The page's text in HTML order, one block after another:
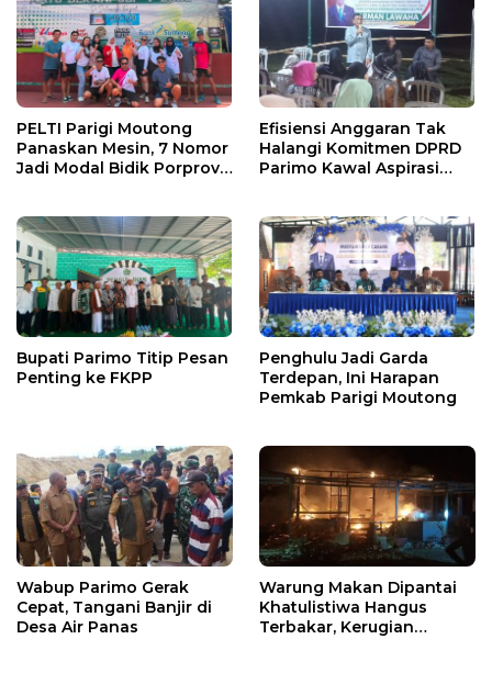
PELTI Parigi Moutong
Panaskan Mesin, 7 Nomor
Jadi Modal Bidik Porprov
Efisiensi Anggaran Tak
Halangi Komitmen DPRD
Parimo Kawal Aspirasi
Bupati Parimo Titip Pesan
Penting ke FKPP
Penghulu Jadi Garda
Terdepan, Ini Harapan
Pemkab Parigi Moutong
Wabup Parimo Gerak
Cepat, Tangani Banjir di
Desa Air Panas
Warung Makan Dipantai
Khatulistiwa Hangus
Terbakar, Kerugian